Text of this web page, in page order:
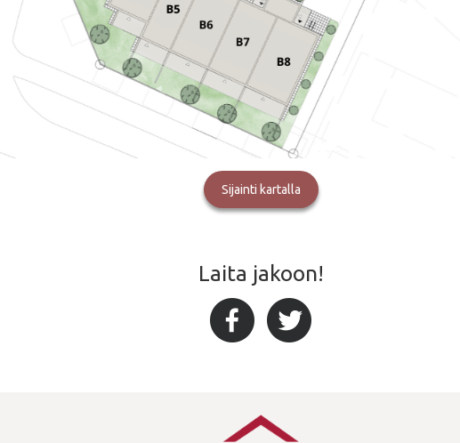
Sijainti kartalla
Laita jakoon!